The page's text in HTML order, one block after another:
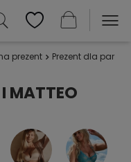
prezent Prezent dla par
MATTEO